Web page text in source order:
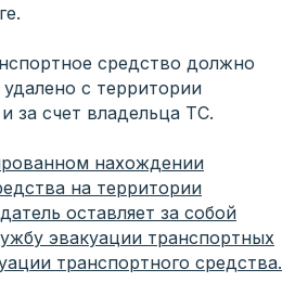
средство должно
с территории
за счет владельца ТС.
нахождении
на территории
оставляет за собой
эвакуации транспортных
транспортного средства.